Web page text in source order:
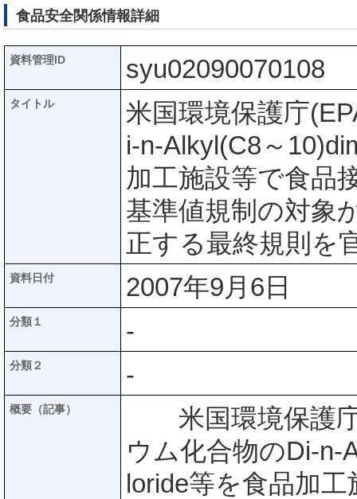
食品安全関係情報詳細
資料管理ID syu02090070108
タイトル
米国環境保護庁
i-n-Alkyl(C8～
加工施設等で食品
基準値規制の対象
正する最終規則を
資料日付 2007年9月6日
分類１ -
分類２ -
概要（記事）
米国環境保護庁
ウム化合物のDi-n-
loride等を食品加